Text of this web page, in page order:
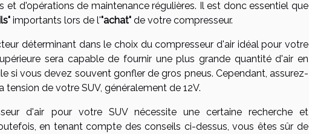
et d'opérations de maintenance régulières. Il est donc essentiel que
importants lors de l'"achat" de votre compresseur.
déterminant dans le choix du compresseur d'air idéal pour votre
sera capable de fournir une plus grande quantité d'air en
si vous devez souvent gonfler de gros pneus. Cependant, assurez-
de votre SUV, généralement de 12V.
d'air pour votre SUV nécessite une certaine recherche et
en tenant compte des conseils ci-dessus, vous êtes sûr de